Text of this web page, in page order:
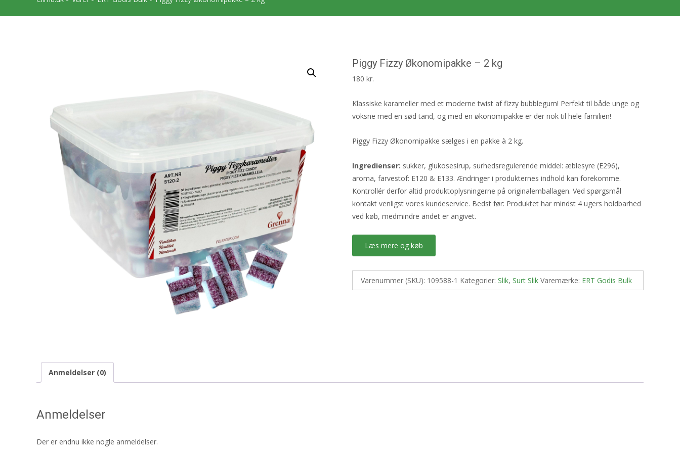
Piggy Fizzy Økonomipakke – 2 kg
180 kr.
Klassiske karameller med et moderne twist af fizzy bubblegum! Perfekt til både unge og
voksne med en sød tand, og med en økonomipakke er der nok til hele familien!
Piggy Fizzy Økonomipakke sælges i en pakke à 2 kg.
Ingredienser: sukker, glukosesirup, surhedsregulerende middel: æblesyre (E296),
aroma, farvestof: E120 & E133. Ændringer i produkternes indhold kan forekomme.
Kontrollér derfor altid produktoplysningerne på originalemballagen. Ved spørgsmål
kontakt venligst vores kundeservice. Bedst før: Produktet har mindst 4 ugers holdbarhed
ved køb, medmindre andet er angivet.
Læs mere og køb
Varenummer (SKU): 109588-1 Kategorier: Slik, Surt Slik Varemærke: ERT Godis Bulk
Anmeldelser (0)
Anmeldelser
Der er endnu ikke nogle anmeldelser.